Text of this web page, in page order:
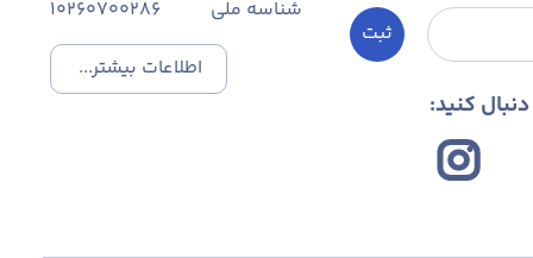
ثبت
کنید:
شناسه ملی
10260700286
اطلاعات بیشتر...